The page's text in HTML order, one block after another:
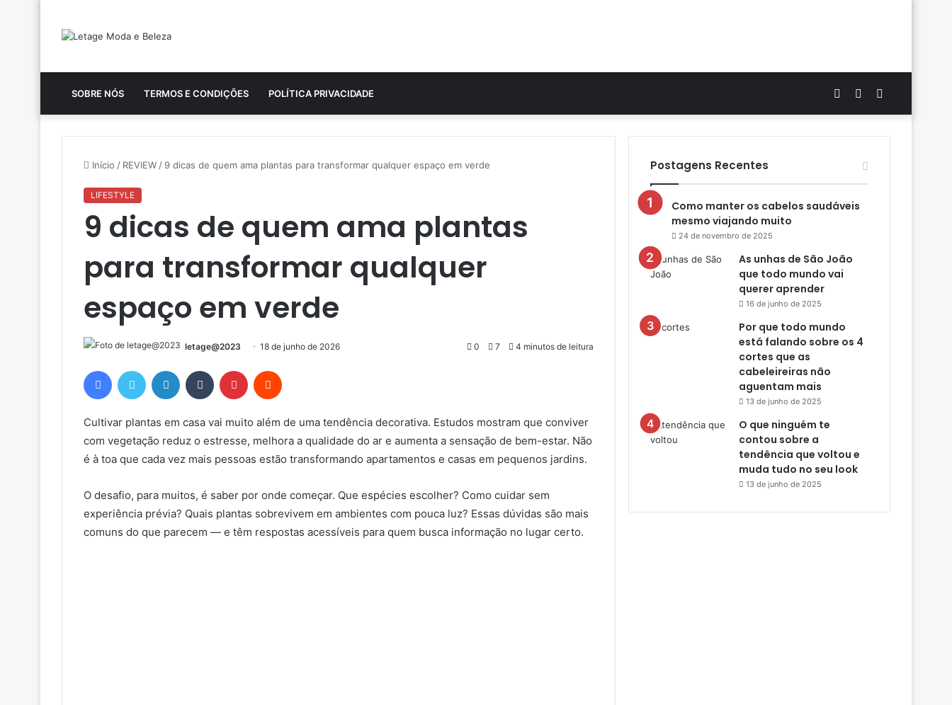
SOBRE NÓS TERMOS E CONDIÇÕES POLÍTICA PRIVACIDADE
por
Switch
skin
Artigo
aleatório
Início / REVIEW / 9 dicas de quem ama plantas para transformar qualquer espaço em verde
LIFESTYLE
9 dicas de quem ama plantas
para transformar qualquer
espaço em verde
letage@2023 18 de junho de 2026 0 7 4 minutos de leitura
FacebookTwitter Linkedin Tumblr Pinterest
Cultivar plantas em casa vai muito além de uma tendência decorativa. Estudos mostram que conviver
com vegetação reduz o estresse, melhora a qualidade do ar e aumenta a sensação de bem-estar. Não
é à toa que cada vez mais pessoas estão transformando apartamentos e casas em pequenos jardins.
O desafio, para muitos, é saber por onde começar. Que espécies escolher? Como cuidar sem
experiência prévia? Quais plantas sobrevivem em ambientes com pouca luz? Essas dúvidas são mais
comuns do que parecem — e têm respostas acessíveis para quem busca informação no lugar certo.
Postagens Recentes
Como manter os cabelos saudáveis
mesmo viajando muito
24 de novembro de 2025
As unhas de São João
que todo mundo vai
querer aprender
16 de junho de 2025
Por que todo mundo
está falando sobre os 4
cortes que as
cabeleireiras não
aguentam mais
13 de junho de 2025
O que ninguém te
contou sobre a
tendência que voltou e
muda tudo no seu look
13 de junho de 2025